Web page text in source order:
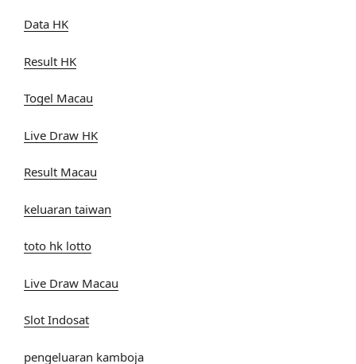
Data HK
Result HK
Togel Macau
Live Draw HK
Result Macau
keluaran taiwan
toto hk lotto
Live Draw Macau
Slot Indosat
pengeluaran kamboja